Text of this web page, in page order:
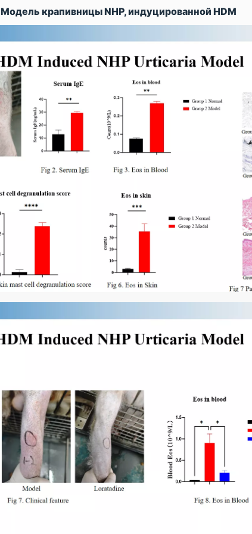
Модель крапивницы NHP, индуцированной HDM